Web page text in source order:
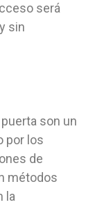
será
sin
son un
por los
de
métodos
la